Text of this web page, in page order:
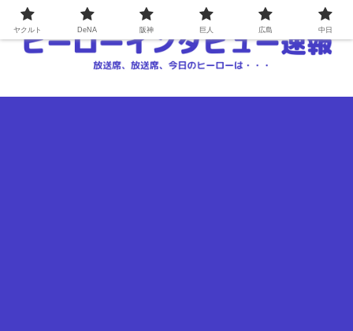
ヤクルト DeNA 阪神 巨人 広島 中日